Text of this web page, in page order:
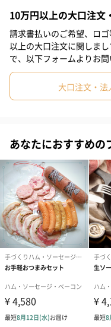
心してお召し上がりいた
「アレルギーのある子供
お客さまのお声も。
こちらの家族ワクワクセ
スモークウィンナーから、
るお得なセット。
「色々な種類が入ってい
も多く、当店でも大人気
でお楽しみください。
セット内容
無添加ベーコン
10万円以上の大口注文
請求書払いのご希望、ロ
以上の大口注文に関しま
で、以下フォームよりお問
大口注文・
あなたにおすすめの